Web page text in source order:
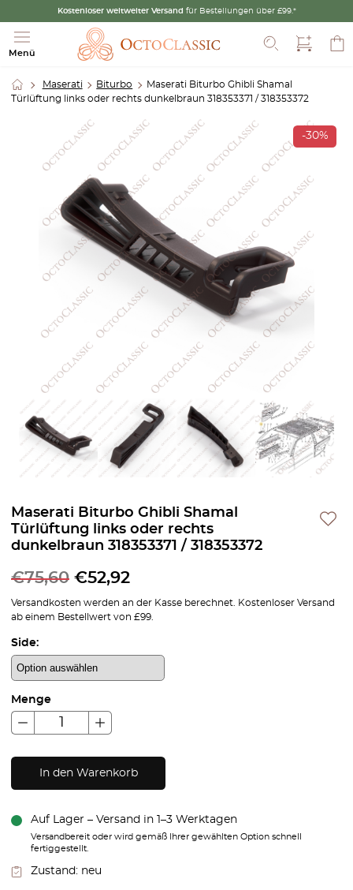
Kostenloser weltweiter Versand für Bestellungen über £99.*
Menü
Suche
Maserati Biturbo
Maserati Biturbo Ghibli Shamal
Türlüftung links oder rechts dunkelbraun 318353371 / 318353372
-30%
Maserati Biturbo Ghibli Shamal
Türlüftung links oder rechts
dunkelbraun 318353371 / 318353372
€75,60 €52,92
Versandkosten werden an der Kasse berechnet. Kostenloser Versand
ab einem Bestellwert von £99.
Side:
Menge
In den Warenkorb
Auf Lager – Versand in 1–3 Werktagen
Versandbereit oder wird gemäß Ihrer gewählten Option schnell
fertiggestellt.
Zustand: neu